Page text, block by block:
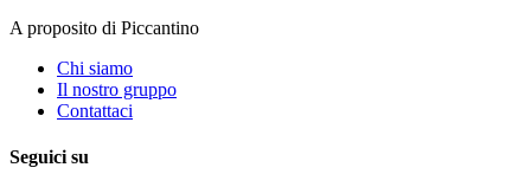
A proposito di Piccantino
Chi siamo
Il nostro gruppo
Contattaci
Seguici su